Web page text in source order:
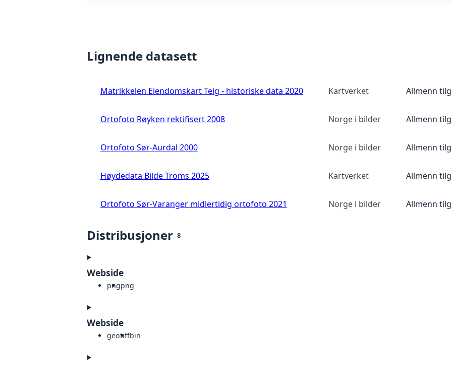
Lignende datasett
Matrikkelen Eiendomskart Teig - historiske data 2020 Kartverket Allmenn
Ortofoto Røyken rektifisert 2008 Norge i bilder Allmenn
Ortofoto Sør-Aurdal 2000 Norge i bilder Allmenn
Høydedata Bilde Troms 2025 Kartverket Allmenn
Ortofoto Sør-Varanger midlertidig ortofoto 2021 Norge i bilder Allmenn
Distribusjoner 8
Webside
pngpng
Webside
geotiffbin